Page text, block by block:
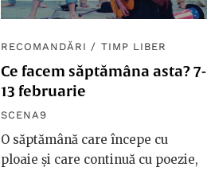
RECOMANDĂRI / TIMP LIBER
Ce facem săptămâna asta? 7-
13 februarie
SCENA9
O săptămână care începe cu
ploaie și care continuă cu poezie,